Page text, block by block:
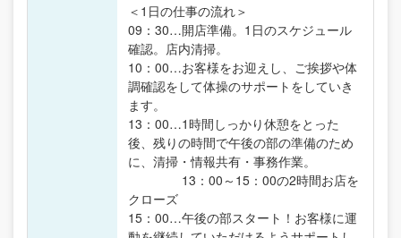
＜1日の仕事の流れ＞
09：30…開店準備。1日のスケジュール
確認。店内清掃。
10：00…お客様をお迎えし、ご挨拶や体
調確認をして体操のサポートをしていき
ます。
13：00…1時間しっかり休憩をとった
後、残りの時間で午後の部の準備のため
に、清掃・情報共有・事務作業。
13：00～15：00の2時間お店を
クローズ
15：00…午後の部スタート！お客様に運